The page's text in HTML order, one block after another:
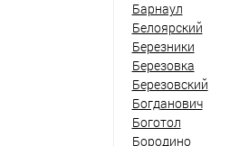
Барнаул
Белоярский
Березники
Березовка
Березовский
Богданович
Боготол
Бородино